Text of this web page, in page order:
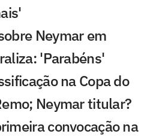
Neymar em
'Parabéns'
na Copa do
Neymar titular?
convocação na